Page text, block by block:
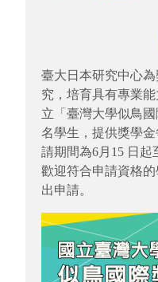
臺大日本研究中心
究， 培育具有專業
立「 臺灣大學似鳥
名學生， 提供獎學
請期間為6月 15 日起
歡迎符合申請資格的
出申請。